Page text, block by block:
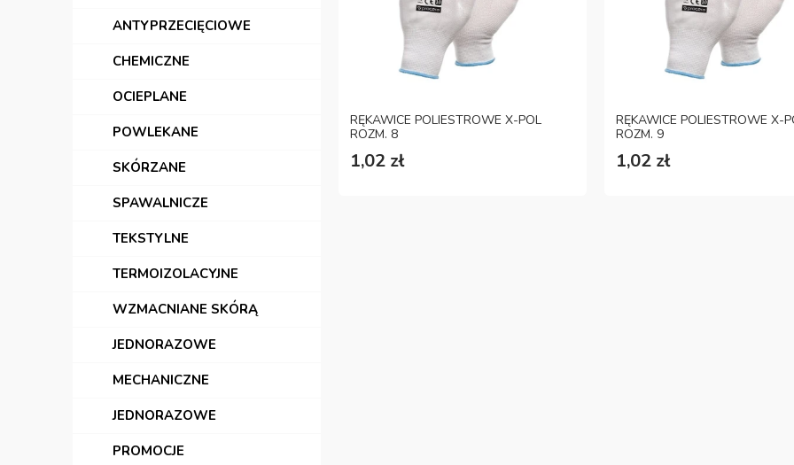
ANTYPRZECIĘCIOWE
CHEMICZNE
OCIEPLANE
POWLEKANE
SKÓRZANE
SPAWALNICZE
TEKSTYLNE
TERMOIZOLACYJNE
WZMACNIANE SKÓRĄ
JEDNORAZOWE
MECHANICZNE
JEDNORAZOWE
PROMOCJE
RĘKAWICE POLIESTROWE X-POL
ROZM. 8
1,02 zł
RĘKAWICE POLIESTROWE X-
ROZM. 9
1,02 zł